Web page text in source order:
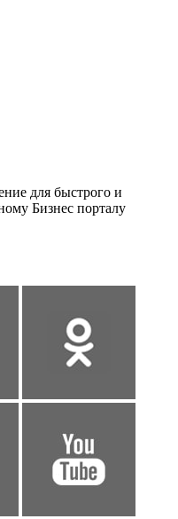
для быстрого и
Бизнес порталу